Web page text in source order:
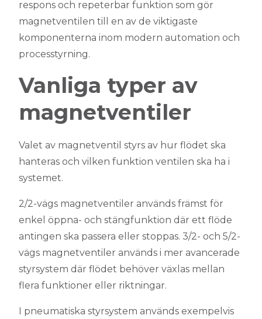
respons och repeterbar funktion som gör
magnetventilen till en av de viktigaste
komponenterna inom modern automation och
processtyrning.
Vanliga typer av
magnetventiler
Valet av magnetventil styrs av hur flödet ska
hanteras och vilken funktion ventilen ska ha i
systemet.
2/2-vägs magnetventiler används främst för
enkel öppna- och stängfunktion där ett flöde
antingen ska passera eller stoppas. 3/2- och 5/2-
vägs magnetventiler används i mer avancerade
styrsystem där flödet behöver växlas mellan
flera funktioner eller riktningar.
I pneumatiska styrsystem används exempelvis